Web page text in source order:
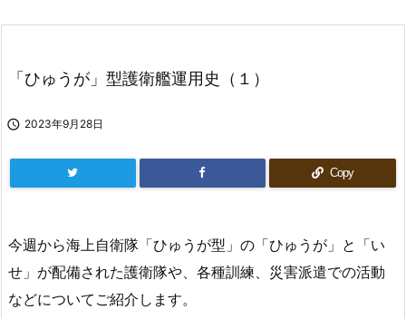
「ひゅうが」型護衛艦運用史（１）
 2023年9月28日
Copy
今週から海上自衛隊「ひゅうが型」の「ひゅうが」と「い
せ」が配備された護衛隊や、各種訓練、災害派遣での活動
などについてご紹介します。